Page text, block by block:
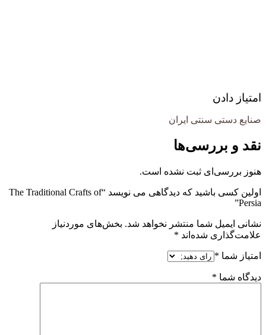
امتیاز دادن
صنایع دستی سنتی ایران
نقد و بررسی‌ها
هنوز بررسی‌ای ثبت نشده است.
اولین کسی باشید که دیدگاهی می نویسد “The Traditional Crafts of
Persia”
نشانی ایمیل شما منتشر نخواهد شد. بخش‌های موردنیاز
علامت‌گذاری شده‌اند *
امتیاز شما *
دیدگاه شما *